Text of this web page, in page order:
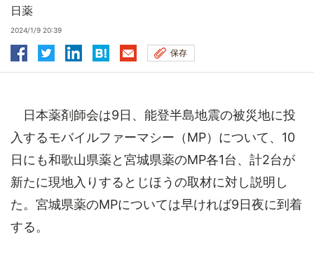
日薬
2024/1/9 20:39
保存
日本薬剤師会は9日、能登半島地震の被災地に投
入するモバイルファーマシー（MP）について、10
日にも和歌山県薬と宮城県薬のMP各1台、計2台が
新たに現地入りするとじほうの取材に対し説明し
た。宮城県薬のMPについては早ければ9日夜に到着
する。